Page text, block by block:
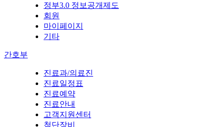
정부3.0 정보공개제도
회원
마이페이지
기타
간호부
진료과/의료진
진료일정표
진료예약
진료안내
고객지원센터
첨단장비